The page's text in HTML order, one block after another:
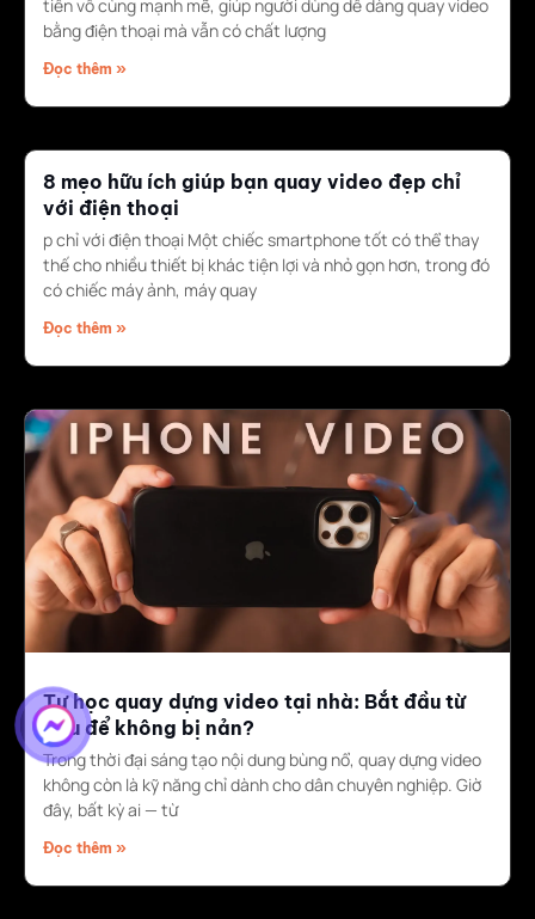
tiến vô cùng mạnh mẽ, giúp người dùng dễ dàng quay video
bằng điện thoại mà vẫn có chất lượng
Đọc thêm »
8 mẹo hữu ích giúp bạn quay video đẹp chỉ
với điện thoại
p chỉ với điện thoại Một chiếc smartphone tốt có thể thay
thế cho nhiều thiết bị khác tiện lợi và nhỏ gọn hơn, trong đó
có chiếc máy ảnh, máy quay
Đọc thêm »
Tự học quay dựng video tại nhà: Bắt đầu từ
đâu để không bị nản?
Trong thời đại sáng tạo nội dung bùng nổ, quay dựng video
không còn là kỹ năng chỉ dành cho dân chuyên nghiệp. Giờ
đây, bất kỳ ai — từ
Đọc thêm »